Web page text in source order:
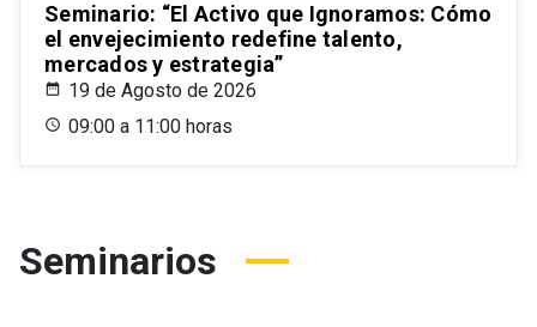
Seminario: “El Activo que Ignoramos: Cómo
el envejecimiento redefine talento,
mercados y estrategia”
19 de Agosto de 2026
09:00 a 11:00 horas
Seminarios